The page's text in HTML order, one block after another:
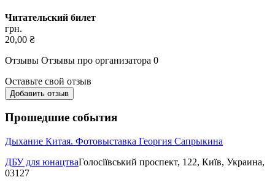
Читательский билет
грн.
20,00 ₴
Отзывы Отзывы про организатора 0
Оставьте свой отзыв
Добавить отзыв
Прошедшие события
Дыхание Китая. Фотовыставка Георгия Сапрыкина
ДБУ для юнацтваГолосіївський проспект, 122, Київ, Украина,
03127